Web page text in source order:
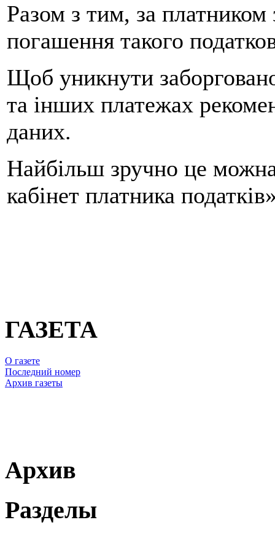
Разом з тим, за платником
погашення такого
Щоб уникнути
та інших платежах
даних.
Найбільш зручно це
кабінет платника
ГАЗЕТА
О газете
Последний номер
Архив газеты
Архив
Разделы